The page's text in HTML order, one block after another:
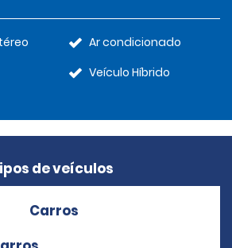
Ar condicionado
Veículo Híbrido
de veículos
Carros